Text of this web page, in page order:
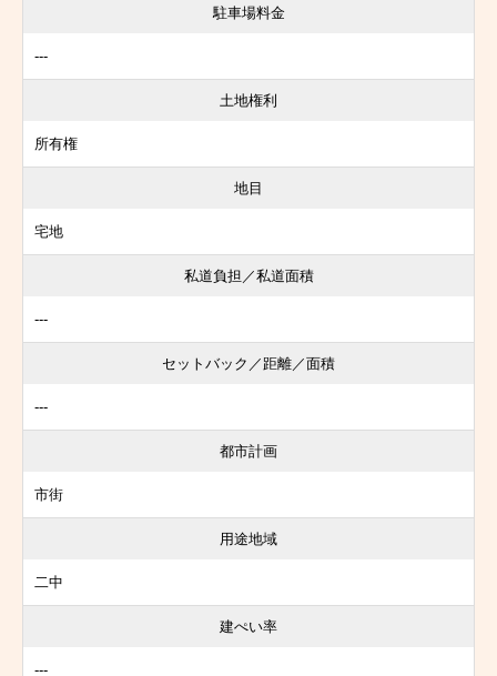
駐車場料金
---
土地権利
所有権
地目
宅地
私道負担／私道面積
---
セットバック／距離／面積
---
都市計画
市街
用途地域
二中
建ぺい率
---